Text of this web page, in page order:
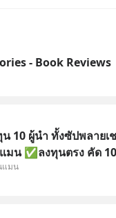
- Book Reviews
10 ผู้นำ ทั้งซัปพลายเ
มน ✅ลงทุนตรง คัด
น ✅คัดเลือกหุ้นใหม่ 9
แมน